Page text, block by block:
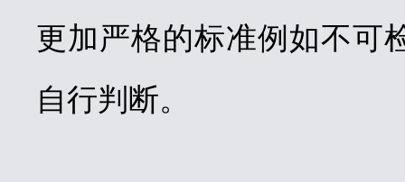
更加严格的标准例如不可
自行判断。